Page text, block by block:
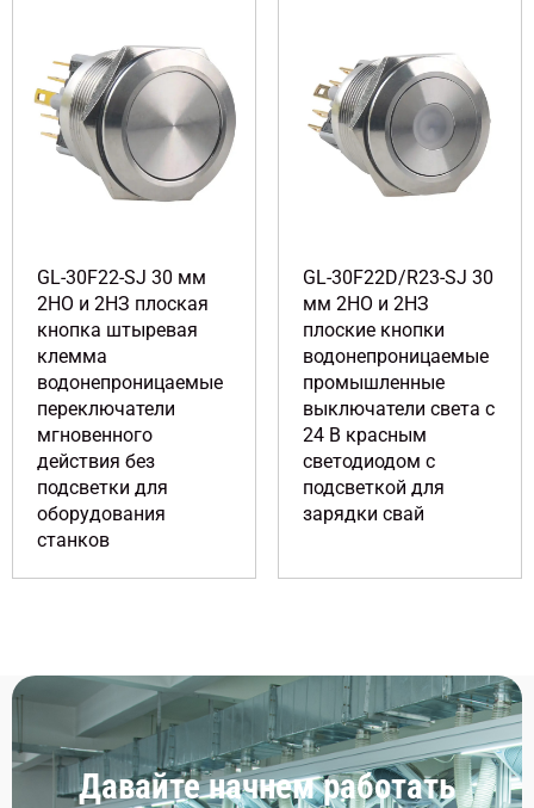
GL-30F22-SJ 30 мм
2НО и 2НЗ плоская
кнопка штыревая
клемма
водонепроницаемые
переключатели
мгновенного
действия без
подсветки для
оборудования
станков
GL-30F22D/R23-SJ 30
мм 2НО и 2НЗ
плоские кнопки
водонепроницаемые
промышленные
выключатели света с
24 В красным
светодиодом с
подсветкой для
зарядки свай
Давайте начнем работать